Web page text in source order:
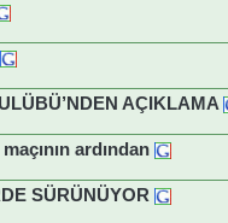
AÇIKLAMA
ardından
SÜRÜNÜYOR